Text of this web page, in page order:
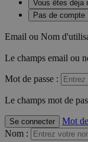
Vous êtes déja
Pas de compte
Email ou Nom
Le champs email ou
Mot de passe :
Le champs mot de
Se connecter
Mot
Nom :